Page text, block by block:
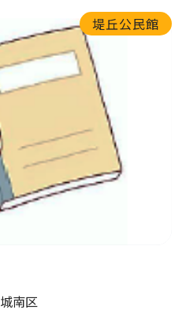
堤丘公民館
城南区